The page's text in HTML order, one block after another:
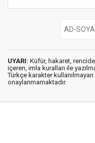
UYARI: Küfür, hakaret,
içeren, imla kuralları ile
Türkçe karakter
onaylanmamaktadır.